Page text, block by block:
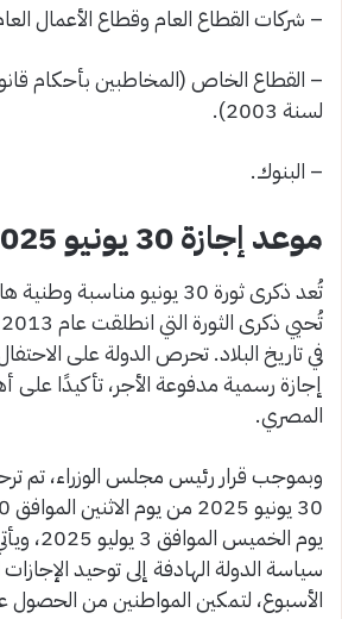
– شركات القطاع العام وقطاع الأعمال
لسنة 2003).
– البنوك.
موعد إجازة 30 يونيو 2025
تُعد ذكرى ثورة 30 يونيو
في تاريخ البلاد. تحرص الدولة على
إجازة رسمية مدفوعة الأجر، تأكيدًا على
المصري.
وبموجب قرار رئيس مجلس الوزراء، تم
يوم الخميس
سياسة الدولة الهادفة إلى توحيد
الأسبوع، لتمكين المواطنين من